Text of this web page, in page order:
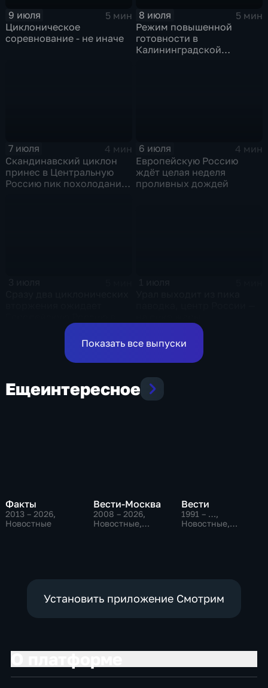
9 июля
5 мин
Циклоническое
соревнование - не иначе
8 июля
5 мин
Режим повышенной
готовности в
Калининградской
7 июля
4 мин
Скандинавский циклон
принес в Центральную
Россию пик похолодания
6 июля
4 мин
Европейскую Россию
ждёт целая неделя
проливных дождей
оставшиеся дни недели
Показать все выпуски
Ещеинтересное
Факты
2013 – 2026,
Новостные
Вести-Москва
2008 – 2026,
Новостные,
Вести
1991 – …,
Новостные,
Установить приложение Смотрим